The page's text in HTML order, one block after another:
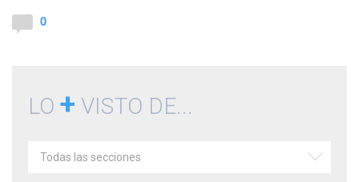
0
LO + VISTO DE...
Todas las secciones